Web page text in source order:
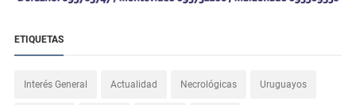
ETIQUETAS
Interés General Actualidad Necrológicas Uruguayos